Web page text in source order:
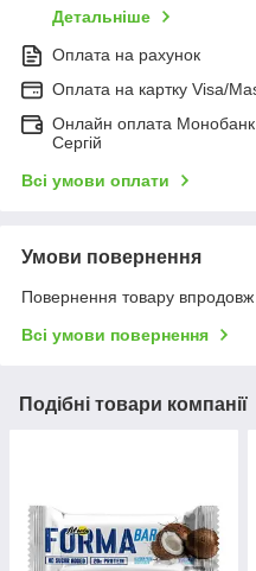
Детальніше
Оплата на рахунок
Оплата на картку Visa/
Онлайн оплата
Сергій
Всі умови оплати
Умови повернення
Повернення товару
Всі умови повернення
Подібні товари компанії